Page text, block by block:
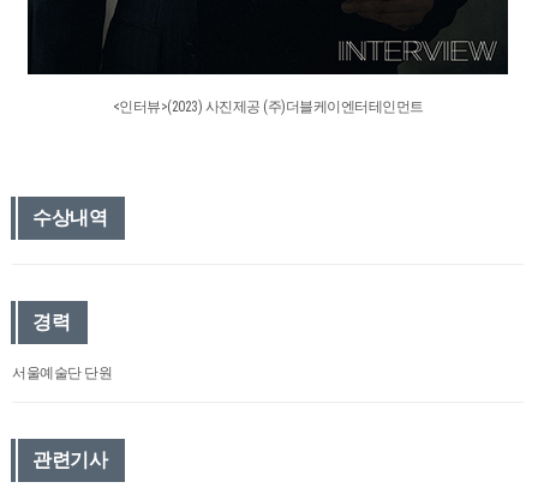
<인터뷰>(2023) 사진제공 (주)더블케이엔터테인먼트
수상내역
경력
서울예술단 단원
관련기사